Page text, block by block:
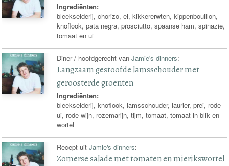
Ingrediënten:
bleekselderij, chorizo, ei, kikkererwten, kippenbouillon,
knoflook, pata negra, prosciutto, spaanse ham, spinazie,
tomaat en ui
Diner / hoofdgerecht vanJamie's dinners:
Langzaam gestoofde lamsschouder met
geroosterde groenten
Ingrediënten:
bleekselderij, knoflook, lamsschouder, laurier, prei, rode
ui, rode wijn, rozemarijn, tijm, tomaat, tomaat in blik en
wortel
Recept uitJamie's dinners:
Zomerse salade met tomaten en mierikswortel